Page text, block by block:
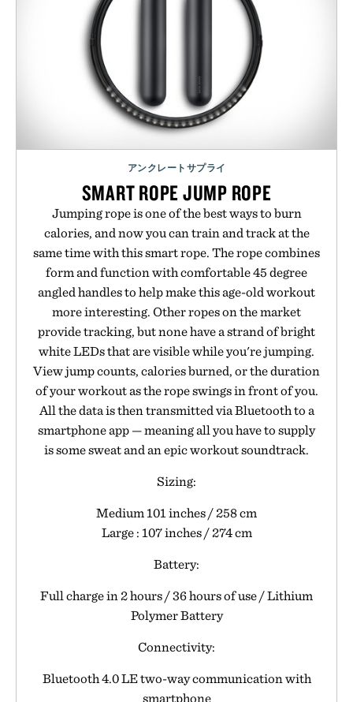
アンクレートサプライ
SMART ROPE JUMP ROPE
Jumping rope is one of the best ways to burn
calories, and now you can train and track at the
same time with this smart rope. The rope combines
form and function with comfortable 45 degree
angled handles to help make this age-old workout
more interesting. Other ropes on the market
provide tracking, but none have a strand of bright
white LEDs that are visible while you're jumping.
View jump counts, calories burned, or the duration
of your workout as the rope swings in front of you.
All the data is then transmitted via Bluetooth to a
smartphone app — meaning all you have to supply
is some sweat and an epic workout soundtrack.
Sizing:
Medium 101 inches / 258 cm
Large : 107 inches / 274 cm
Battery:
Full charge in 2 hours / 36 hours of use / Lithium
Polymer Battery
Connectivity:
Bluetooth 4.0 LE two-way communication with
smartphone